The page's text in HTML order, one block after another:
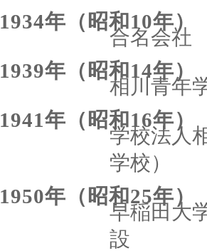
1934年（昭和10年）
合名会社
1939年（昭和14年）
相川青年
1941年（昭和16年）
学校法人
学校）
1950年（昭和25年）
早稲田大
設